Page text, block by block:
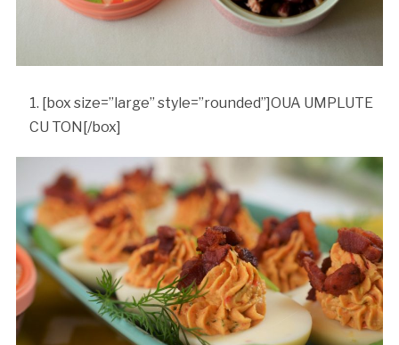
[box size=”large” style=”rounded”]OUA UMPLUTE
CU TON[/box]